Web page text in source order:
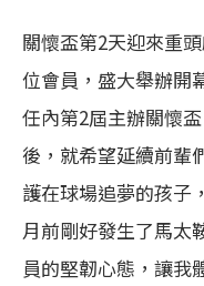
關懷盃第2天迎來重
位會員，盛大舉辦開
任內第2屆主辦關懷
後，就希望延續前輩
護在球場追夢的孩子
月前剛好發生了馬太
員的堅韌心態，讓我